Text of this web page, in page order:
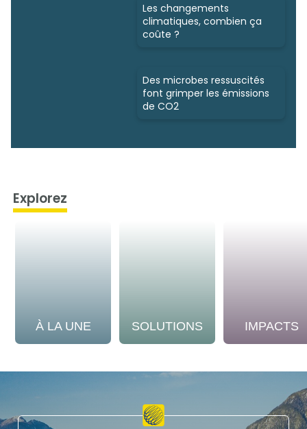
Les changements
climatiques, combien ça
coûte ?
Des microbes ressuscités
font grimper les émissions
de CO2
Explorez
À LA UNE SOLUTIONS IMPACTS